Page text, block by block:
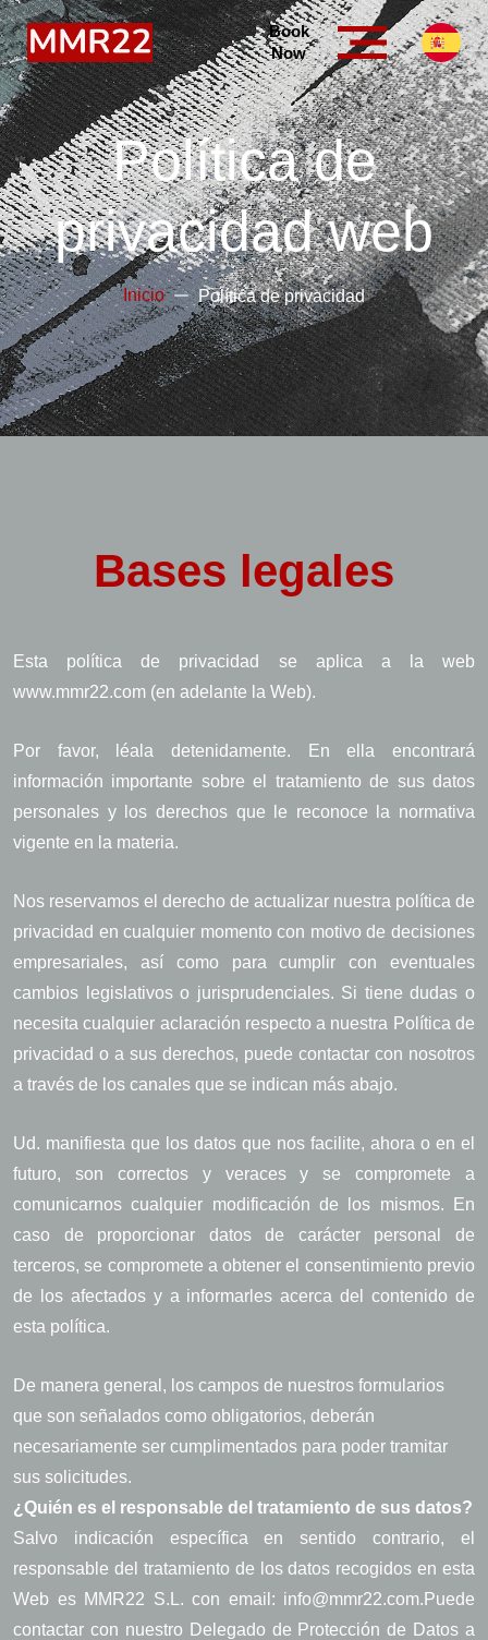
Book
Now
Política de
privacidad web
Inicio Política de privacidad
Bases legales
Esta política de privacidad se aplica a la web
www.mmr22.com (en adelante la Web).
Por favor, léala detenidamente. En ella encontrará
información importante sobre el tratamiento de sus datos
personales y los derechos que le reconoce la normativa
vigente en la materia.
Nos reservamos el derecho de actualizar nuestra política de
privacidad en cualquier momento con motivo de decisiones
empresariales, así como para cumplir con eventuales
cambios legislativos o jurisprudenciales. Si tiene dudas o
necesita cualquier aclaración respecto a nuestra Política de
privacidad o a sus derechos, puede contactar con nosotros
a través de los canales que se indican más abajo.
Ud. manifiesta que los datos que nos facilite, ahora o en el
futuro, son correctos y veraces y se compromete a
comunicarnos cualquier modificación de los mismos. En
caso de proporcionar datos de carácter personal de
terceros, se compromete a obtener el consentimiento previo
de los afectados y a informarles acerca del contenido de
esta política.
De manera general, los campos de nuestros formularios
que son señalados como obligatorios, deberán
necesariamente ser cumplimentados para poder tramitar
sus solicitudes.
¿Quién es el responsable del tratamiento de sus datos?
Salvo indicación específica en sentido contrario, el
responsable del tratamiento de los datos recogidos en esta
Web es MMR22 S.L. con email: info@mmr22.com. Puede
contactar con nuestro Delegado de Protección de Datos a